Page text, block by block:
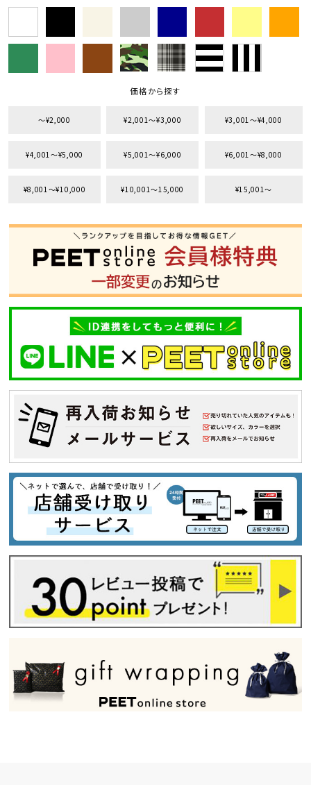
価格から探す
〜¥2,000 ¥2,001〜¥3,000 ¥3,001〜¥4,000
¥4,001〜¥5,000 ¥5,001〜¥6,000 ¥6,001〜¥8,000
¥8,001〜¥10,000 ¥10,001〜15,000 ¥15,001〜